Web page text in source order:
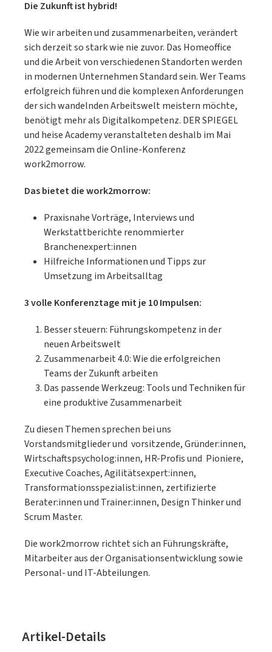
Die Zukunft ist hybrid!
Wie wir arbeiten und zusammenarbeiten, verändert
sich derzeit so stark wie nie zuvor. Das Homeoffice
und die Arbeit von verschiedenen Standorten werden
in modernen Unternehmen Standard sein. Wer Teams
erfolgreich führen und die komplexen Anforderungen
der sich wandelnden Arbeitswelt meistern möchte,
benötigt mehr als Digitalkompetenz. DER SPIEGEL
und heise Academy veranstalteten deshalb im Mai
2022 gemeinsam die Online-Konferenz
work2morrow.
Das bietet die work2morrow:
Praxisnahe Vorträge, Interviews und
Werkstattberichte renommierter
Branchenexpert:innen
Hilfreiche Informationen und Tipps zur
Umsetzung im Arbeitsalltag
3 volle Konferenztage mit je 10 Impulsen:
Besser steuern: Führungskompetenz in der
neuen Arbeitswelt
Zusammenarbeit 4.0: Wie die erfolgreichen
Teams der Zukunft arbeiten
Das passende Werkzeug: Tools und Techniken für
eine produktive Zusammenarbeit
Zu diesen Themen sprechen bei uns
Vorstandsmitglieder und vorsitzende, Gründer:innen,
Wirtschaftspsycholog:innen, HR-Profis und Pioniere,
Executive Coaches, Agilitätsexpert:innen,
Transformationsspezialist:innen, zertifizierte
Berater:innen und Trainer:innen, Design Thinker und
Scrum Master.
Die work2morrow richtet sich an Führungskräfte,
Mitarbeiter aus der Organisationsentwicklung sowie
Personal- und IT-Abteilungen.
Artikel-Details